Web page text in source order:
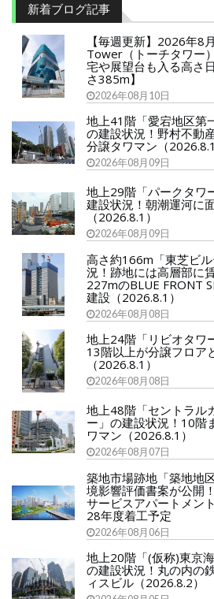
新着ブログ記事
【毎週更新】2026年8
Tower（トーチタワー
宅や展望台も入る高さ
さ385m】
2026年08月10日
地上41階「愛宕地区第
の建設状況！野村不動
分譲タワマン（2026.8.1
2026年08月09日
地上29階「パークタワ
建設状況！朝潮運河に
（2026.8.1）
2026年08月09日
高さ約166m「東芝ビ
況！跡地には高層部に
227mのBLUE FRONT
建設（2026.8.1）
2026年08月08日
地上24階「リビオタワ
13階以上が分譲フロア
（2026.8.1）
2026年08月08日
地上48階「セントラル
ー」の建設状況！10階
ワマン（2026.8.1）
2026年08月07日
築地市場跡地「築地地
境影響評価書案が公開
サービスアパートメン
28年度着工予定
2026年08月06日
地上20階「(仮称)東京
の建設状況！丸の内の
ィスビル（2026.8.2）